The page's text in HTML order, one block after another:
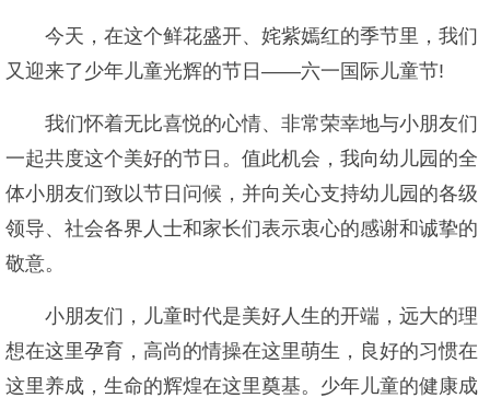
今天，在这个鲜花盛开、姹紫嫣红的季节里，我们
又迎来了少年儿童光辉的节日——六一国际儿童节!
我们怀着无比喜悦的心情、非常荣幸地与小朋友们
一起共度这个美好的节日。值此机会，我向幼儿园的全
体小朋友们致以节日问候，并向关心支持幼儿园的各级
领导、社会各界人士和家长们表示衷心的感谢和诚挚的
敬意。
小朋友们，儿童时代是美好人生的开端，远大的理
想在这里孕育，高尚的情操在这里萌生，良好的习惯在
这里养成，生命的辉煌在这里奠基。少年儿童的健康成